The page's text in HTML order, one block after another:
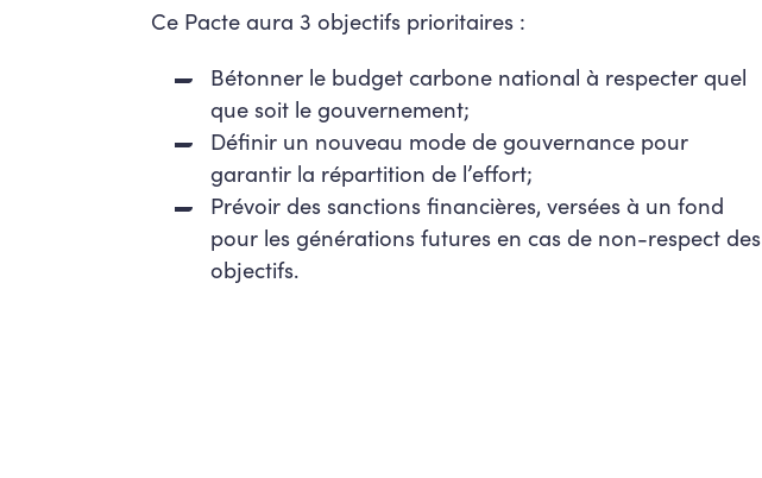
Ce Pacte aura 3 objectifs prioritaires :
Bétonner le budget carbone national à respecter quel
que soit le gouvernement;
Définir un nouveau mode de gouvernance pour
garantir la répartition de l’effort;
Prévoir des sanctions financières, versées à un fond
pour les générations futures en cas de non-respect des
objectifs.